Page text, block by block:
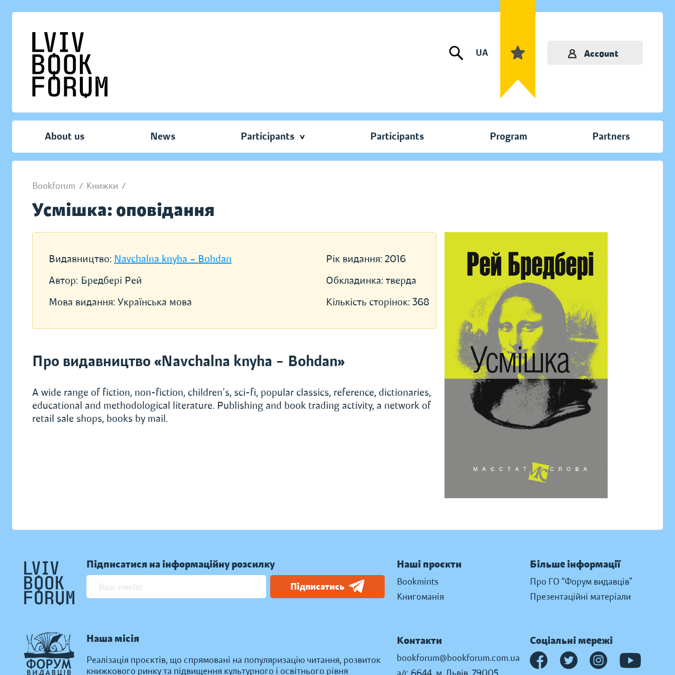
UA Account
About us News Participants Participants Program Partners
Bookforum / Книжки /
Усмішка: оповідання
Видавництво: Navchalna knyha – Bohdan
Автор: Бредбері Рей
Мова видання: Українська мова
Рік видання: 2016
Обкладинка: тверда
Кількість сторінок: 368
Про видавництво «Navchalna knyha – Bohdan»
A wide range of fiction, non-fiction, children's, sci-fi, popular classics, reference, dictionaries,
educational and methodological literature. Publishing and book trading activity, a network of
retail sale shops, books by mail.
Підписатися на інформаційну розсилку
Підписатись
Наша місія
Реалізація проєктів, що спрямовані на популяризацію читання, розвиток
книжкового ринку та підвищення культурного і освітнього рівня
Наші проєкти
Bookmints
Книгоманія
Більше інформації
Про ГО “Форум видавців”
Презентаційні матеріали
Контакти
bookforum@bookforum.com.ua
Соціальні мережі